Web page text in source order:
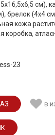
см),
брелок (4х4
кожа
коробка,
23
в